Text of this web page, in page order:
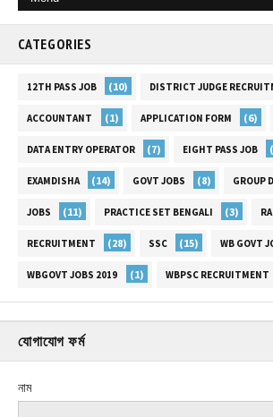
CATEGORIES
12TH PASS JOB (10) DISTRICT JUDGE
ACCOUNTANT (1) APPLICATION FORM (6)
DATA ENTRY OPERATOR (7) EIGHT PASS JOB
EXAMDISHA (14) GOVT JOBS (8) GROUP D
JOBS (11) PRACTICE SET BENGALI (3)
RECRUITMENT (28) SSC (15) WB GOVT
WBGOVT JOBS 2019 (1) WBPSC RECRUITMENT
যোগাযোগ ফর্ম
নাম